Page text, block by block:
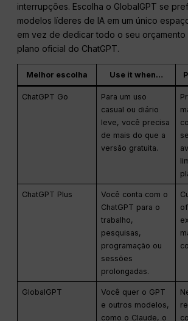
interrupções. Escolha o GlobalGPT se
modelos líderes de IA em um único
em vez de dedicar todo o seu orçamento
plano oficial do ChatGPT.
Melhor escolha Use it when…
ChatGPT Go
Para um uso
casual ou diário
leve, você precisa
de mais do que a
versão gratuita.
ChatGPT Plus
Você conta com o
ChatGPT para o
trabalho,
pesquisas,
programação ou
sessões
prolongadas.
GlobalGPT
Você quer o GPT
e outros modelos,
como o Claude, o